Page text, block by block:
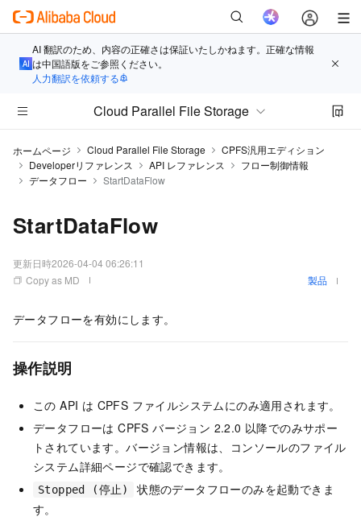
AI 翻訳のため、内容の正確さは保証いたしかねます。正確な情報
は中国語版をご参照ください。
人力翻訳を依頼する
Cloud Parallel File Storage
ホームページ Cloud Parallel File Storage
CPFS汎用エディション
Developerリファレンス
API レファレンス
フロー制御情報
データフロー
StartDataFlow
StartDataFlow
更新日時2026-04-04 06:26:11
Copy as MD
製品
データフローを有効にします。
操作説明
この API は CPFS ファイルシステムにのみ適用されます。
データフローは CPFS バージョン 2.2.0 以降でのみサポー
トされています。バージョン情報は、コンソールのファイル
システム詳細ページで確認できます。
Stopped (停止)
状態のデータフローのみを起動できま
す。